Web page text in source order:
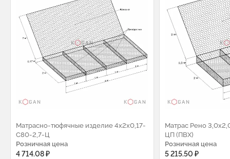
Матрасно-тюфячные изделие 4х2х0,17-
С80-2,7-Ц
Розничная цена
4 714.08 ₽
Матрас Рено
ЦП (ПВХ)
Розничная цена
5 215.50 ₽